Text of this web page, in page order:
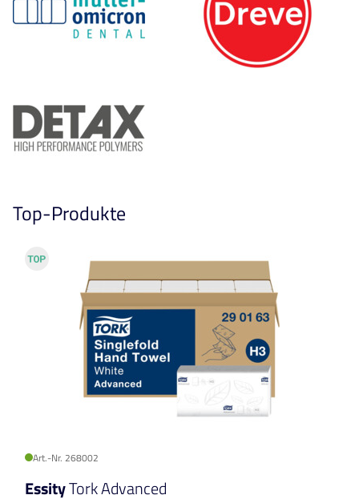
Top-Produkte
Art.-Nr. 268002
EssityTork Advanced